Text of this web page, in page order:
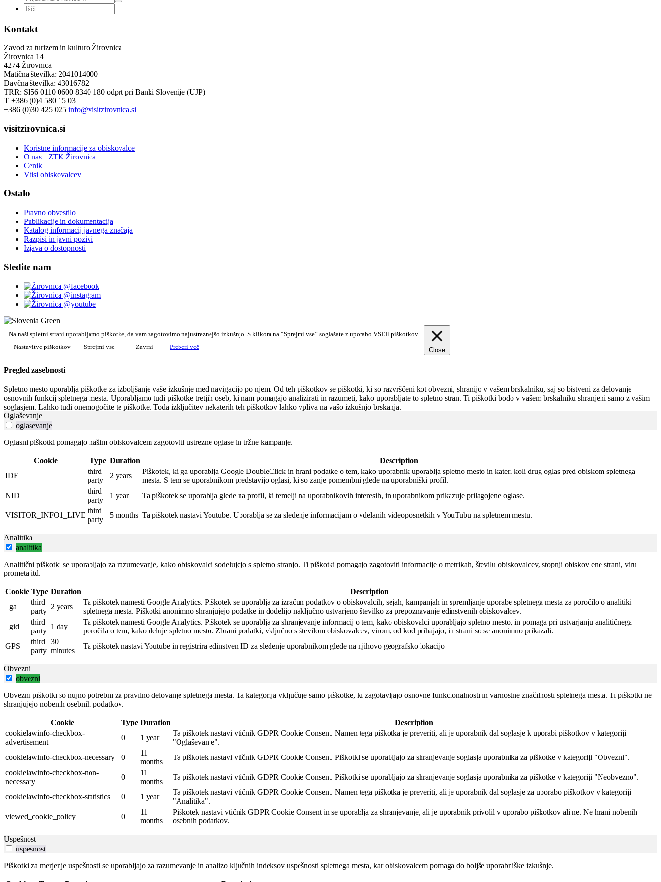
Kontakt
Zavod za turizem in kulturo Žirovnica
Žirovnica 14
4274 Žirovnica
Matična številka: 2041014000
Davčna številka: 43016782
TRR: SI56 0110 0600 8340 180 odprt pri Banki Slovenije (UJP)
T +386 (0)4 580 15 03
+386 (0)30 425 025 info@visitzirovnica.si
visitzirovnica.si
Koristne informacije za obiskovalce
O nas - ZTK Žirovnica
Cenik
Vtisi obiskovalcev
Ostalo
Pravno obvestilo
Publikacije in dokumentacija
Katalog informacij javnega značaja
Razpisi in javni pozivi
Izjava o dostopnosti
Sledite nam
Na naši spletni strani uporabljamo piškotke, da vam zagotovimo najustreznejšo izkušnjo. S klikom na “Sprejmi vse” soglašate z uporabo VSEH piškotkov.
Nastavitve piškotkov
Sprejmi vse Zavrni Preberi več Close
Pregled zasebnosti
Spletno mesto uporablja piškotke za izboljšanje vaše izkušnje med navigacijo po njem. Od teh piškotkov se piškotki, ki so razvrščeni kot obvezni, shranijo v vašem brskalniku, saj so bistveni za delovanje
osnovnih funkcij spletnega mesta. Uporabljamo tudi piškotke tretjih oseb, ki nam pomagajo analizirati in razumeti, kako uporabljate to spletno stran. Ti piškotki bodo v vašem brskalniku shranjeni samo z vašim
soglasjem. Lahko tudi onemogočite te piškotke. Toda izključitev nekaterih teh piškotkov lahko vpliva na vašo izkušnjo brskanja.
Oglaševanje
oglasevanje
Oglasni piškotki pomagajo našim obiskovalcem zagotoviti ustrezne oglase in tržne kampanje.
Cookie Type Duration
Description
IDE
third
party
2 years
Piškotek, ki ga uporablja Google DoubleClick in hrani podatke o tem, kako uporabnik uporablja spletno mesto in kateri koli drug oglas pred obiskom spletnega
mesta. S tem se uporabnikom predstavijo oglasi, ki so zanje pomembni glede na uporabniški profil.
NID
third
party
1 year Ta piškotek se uporablja glede na profil, ki temelji na uporabnikovih interesih, in uporabnikom prikazuje prilagojene oglase.
VISITOR_INFO1_LIVE
third
party
5 months Ta piškotek nastavi Youtube. Uporablja se za sledenje informacijam o vdelanih videoposnetkih v YouTubu na spletnem mestu.
Analitika
analitika
Analitični piškotki se uporabljajo za razumevanje, kako obiskovalci sodelujejo s spletno stranjo. Ti piškotki pomagajo zagotoviti informacije o metrikah, številu obiskovalcev, stopnji obiskov ene strani, viru
prometa itd.
Cookie Type Duration
Description
_ga
third
party
2 years
Ta piškotek namesti Google Analytics. Piškotek se uporablja za izračun podatkov o obiskovalcih, sejah, kampanjah in spremljanje uporabe spletnega mesta za poročilo o analitiki
spletnega mesta. Piškotki anonimno shranjujejo podatke in dodelijo naključno ustvarjeno številko za prepoznavanje edinstvenih obiskovalcev.
_gid
third
party
1 day
Ta piškotek namesti Google Analytics. Piškotek se uporablja za shranjevanje informacij o tem, kako obiskovalci uporabljajo spletno mesto, in pomaga pri ustvarjanju analitičnega
poročila o tem, kako deluje spletno mesto. Zbrani podatki, vključno s številom obiskovalcev, virom, od kod prihajajo, in strani so se anonimno prikazali.
GPS
third
party
30
minutes
Ta piškotek nastavi Youtube in registrira edinstven ID za sledenje uporabnikom glede na njihovo geografsko lokacijo
Obvezni
obvezni
Obvezni piškotki so nujno potrebni za pravilno delovanje spletnega mesta. Ta kategorija vključuje samo piškotke, ki zagotavljajo osnovne funkcionalnosti in varnostne značilnosti spletnega mesta. Ti piškotki ne
shranjujejo nobenih osebnih podatkov.
Cookie Type Duration
Description
cookielawinfo-checkbox-
advertisement
0 1 year
Ta piškotek nastavi vtičnik GDPR Cookie Consent. Namen tega piškotka je preveriti, ali je uporabnik dal soglasje k uporabi piškotkov v kategoriji
"Oglaševanje".
cookielawinfo-checkbox-necessary
0
11
months
Ta piškotek nastavi vtičnik GDPR Cookie Consent. Piškotki se uporabljajo za shranjevanje soglasja uporabnika za piškotke v kategoriji "Obvezni".
cookielawinfo-checkbox-non-
necessary
0
11
months
Ta piškotek nastavi vtičnik GDPR Cookie Consent. Piškotki se uporabljajo za shranjevanje soglasja uporabnika za piškotke v kategoriji "Neobvezno".
cookielawinfo-checkbox-statistics 0 1 year
Ta piškotek nastavi vtičnik GDPR Cookie Consent. Namen tega piškotka je preveriti, ali je uporabnik dal soglasje za uporabo piškotkov v kategoriji
"Analitika".
viewed_cookie_policy
0
11
months
Piškotek nastavi vtičnik GDPR Cookie Consent in se uporablja za shranjevanje, ali je uporabnik privolil v uporabo piškotkov ali ne. Ne hrani nobenih
osebnih podatkov.
Uspešnost
uspesnost
Piškotki za merjenje uspešnosti se uporabljajo za razumevanje in analizo ključnih indeksov uspešnosti spletnega mesta, kar obiskovalcem pomaga do boljše uporabniške izkušnje.